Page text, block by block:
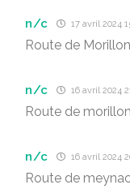
n/c 17 avril 2024
Route de Morillon
n/c 16 avril 2024
Route de morillon
n/c 16 avril 2024
Route de meynac